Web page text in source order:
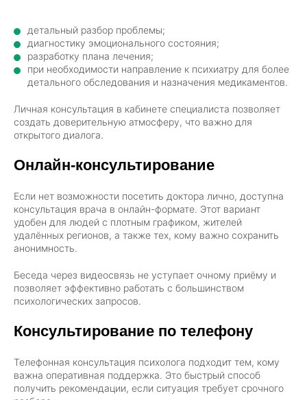
детальный разбор проблемы;
диагностику эмоционального состояния;
разработку плана лечения;
при необходимости направление к психиатру для более
детального обследования и назначения медикаментов.
Личная консультация в кабинете специалиста позволяет
создать доверительную атмосферу, что важно для
открытого диалога.
Онлайн-консультирование
Если нет возможности посетить доктора лично, доступна
консультация врача в онлайн-формате. Этот вариант
удобен для людей с плотным графиком, жителей
удалённых регионов, а также тех, кому важно сохранить
анонимность.
Беседа через видеосвязь не уступает очному приёму и
позволяет эффективно работать с большинством
психологических запросов.
Консультирование по телефону
Телефонная консультация психолога подходит тем, кому
важна оперативная поддержка. Это быстрый способ
получить рекомендации, если ситуация требует срочного